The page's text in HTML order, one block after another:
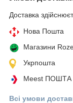
Доставка
Нова Пошта
Магазини
Укрпошта
Meest ПОШТА
Всі умови